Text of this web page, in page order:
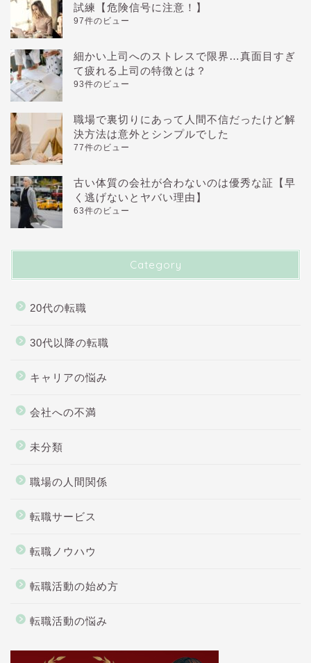
試練【危険信号に注意！】
97件のビュー
細かい上司へのストレスで限界…真面目すぎ
て疲れる上司の特徴とは？
93件のビュー
職場で裏切りにあって人間不信だったけど解
決方法は意外とシンプルでした
77件のビュー
古い体質の会社が合わないのは優秀な証【早
く逃げないとヤバい理由】
63件のビュー
Category
20代の転職
30代以降の転職
キャリアの悩み
会社への不満
未分類
職場の人間関係
転職サービス
転職ノウハウ
転職活動の始め方
転職活動の悩み